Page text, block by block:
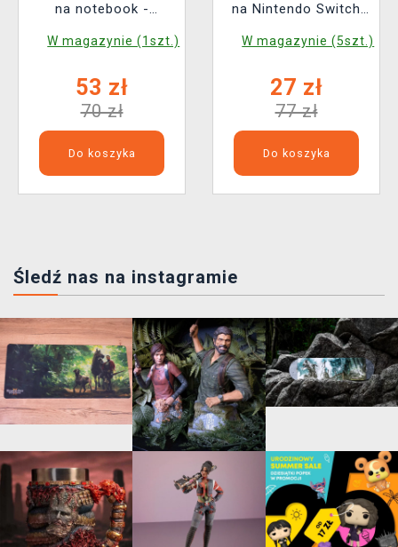
na notebook -
W magazynie (1szt.)
53 zł
70 zł
Do koszyka
na Nintendo Switch
W magazynie (5szt.)
27 zł
77 zł
Do koszyka
Śledź nas na instagramie